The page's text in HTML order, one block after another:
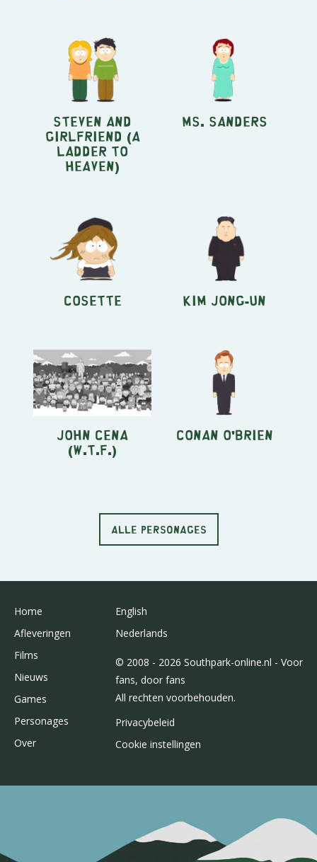
Steven and
Girlfriend (A
Ladder to
Heaven)
Ms. Sanders
Cosette Kim Jong-un
John Cena
(W.T.F.)
Conan O'Brien
ALLE PERSONAGES
Home
Afleveringen
Films
Nieuws
Games
Personages
Over
English
Nederlands
© 2008 - 2026 Southpark-online.nl - Voor
fans, door fans
All rechten voorbehouden.
Privacybeleid
Cookie instellingen